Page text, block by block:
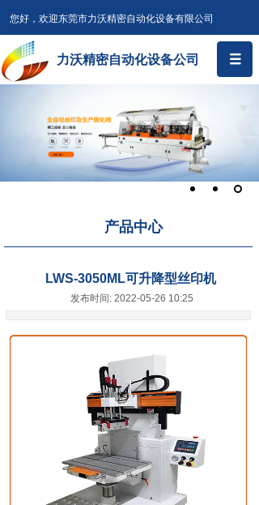
您好，欢迎东莞市力沃精密自动化设备有限公司
力沃精密自动化设备公司
产品中心
LWS-3050ML可升降型丝印机
发布时间: 2022-05-26 10:25